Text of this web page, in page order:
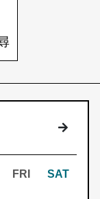
下個月
FRI SAT